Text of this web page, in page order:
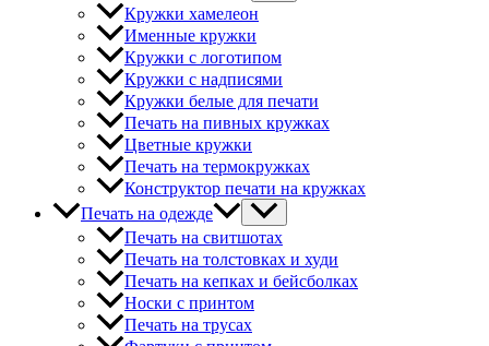
Кружки хамелеон
Именные кружки
Кружки с логотипом
Кружки с надписями
Кружки белые для печати
Печать на пивных кружках
Цветные кружки
Печать на термокружках
Конструктор печати на кружках
Печать на одежде
Печать на свитшотах
Печать на толстовках и худи
Печать на кепках и бейсболках
Носки с принтом
Печать на трусах